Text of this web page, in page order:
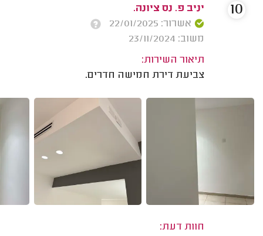
יניב פ. נס ציונה.
אשרור: 22/01/2025
משוב: 23/11/2024
תיאור השירות:
צביעת דירת חמישה חדרים.
חוות דעת:
10